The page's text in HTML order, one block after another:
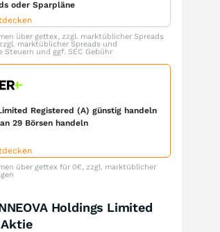
oder Sparpläne
über gettex, zzgl. marktüblicher Spreads
marktüblicher Spreads und
Steuern und ggf. SEC Gebühr
Registered (A) günstig handeln
29 Börsen handeln
über gettex für 0€, zzgl. marktüblicher
Holdings Limited